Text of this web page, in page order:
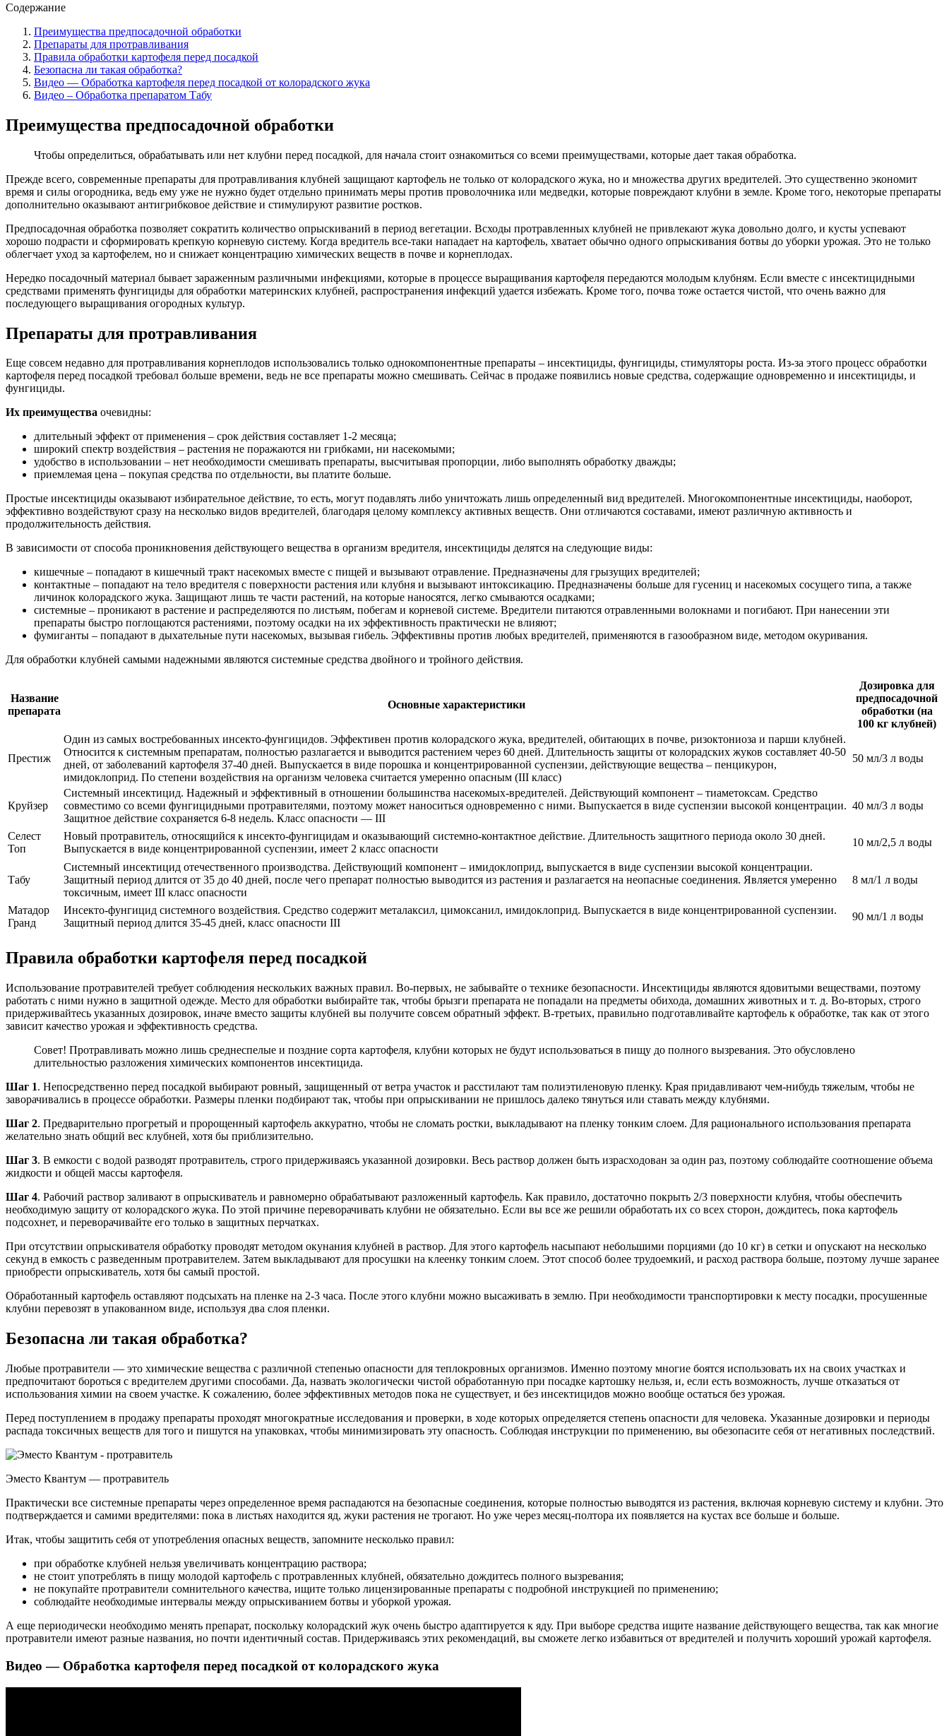
Содержание
Преимущества предпосадочной обработки
Препараты для протравливания
Правила обработки картофеля перед посадкой
Безопасна ли такая обработка?
Видео — Обработка картофеля перед посадкой от колорадского жука
Видео – Обработка препаратом Табу
Преимущества предпосадочной обработки
Чтобы определиться, обрабатывать или нет клубни перед посадкой, для начала стоит ознакомиться со всеми преимуществами, которые дает такая обработка.
Прежде всего, современные препараты для протравливания клубней защищают картофель не только от колорадского жука, но и множества других вредителей. Это существенно экономит
время и силы огородника, ведь ему уже не нужно будет отдельно принимать меры против проволочника или медведки, которые повреждают клубни в земле. Кроме того, некоторые препараты
дополнительно оказывают антигрибковое действие и стимулируют развитие ростков.
Предпосадочная обработка позволяет сократить количество опрыскиваний в период вегетации. Всходы протравленных клубней не привлекают жука довольно долго, и кусты успевают
хорошо подрасти и сформировать крепкую корневую систему. Когда вредитель все-таки нападает на картофель, хватает обычно одного опрыскивания ботвы до уборки урожая. Это не только
облегчает уход за картофелем, но и снижает концентрацию химических веществ в почве и корнеплодах.
Нередко посадочный материал бывает зараженным различными инфекциями, которые в процессе выращивания картофеля передаются молодым клубням. Если вместе с инсектицидными
средствами применять фунгициды для обработки материнских клубней, распространения инфекций удается избежать. Кроме того, почва тоже остается чистой, что очень важно для
последующего выращивания огородных культур.
Препараты для протравливания
Еще совсем недавно для протравливания корнеплодов использовались только однокомпонентные препараты – инсектициды, фунгициды, стимуляторы роста. Из-за этого процесс обработки
картофеля перед посадкой требовал больше времени, ведь не все препараты можно смешивать. Сейчас в продаже появились новые средства, содержащие одновременно и инсектициды, и
фунгициды.
Их преимущества очевидны:
длительный эффект от применения – срок действия составляет 1-2 месяца;
широкий спектр воздействия – растения не поражаются ни грибками, ни насекомыми;
удобство в использовании – нет необходимости смешивать препараты, высчитывая пропорции, либо выполнять обработку дважды;
приемлемая цена – покупая средства по отдельности, вы платите больше.
Простые инсектициды оказывают избирательное действие, то есть, могут подавлять либо уничтожать лишь определенный вид вредителей. Многокомпонентные инсектициды, наоборот,
эффективно воздействуют сразу на несколько видов вредителей, благодаря целому комплексу активных веществ. Они отличаются составами, имеют различную активность и
продолжительность действия.
В зависимости от способа проникновения действующего вещества в организм вредителя, инсектициды делятся на следующие виды:
кишечные – попадают в кишечный тракт насекомых вместе с пищей и вызывают отравление. Предназначены для грызущих вредителей;
контактные – попадают на тело вредителя с поверхности растения или клубня и вызывают интоксикацию. Предназначены больше для гусениц и насекомых сосущего типа, а также
личинок колорадского жука. Защищают лишь те части растений, на которые наносятся, легко смываются осадками;
системные – проникают в растение и распределяются по листьям, побегам и корневой системе. Вредители питаются отравленными волокнами и погибают. При нанесении эти
препараты быстро поглощаются растениями, поэтому осадки на их эффективность практически не влияют;
фумиганты – попадают в дыхательные пути насекомых, вызывая гибель. Эффективны против любых вредителей, применяются в газообразном виде, методом окуривания.
Для обработки клубней самыми надежными являются системные средства двойного и тройного действия.
Название
препарата
Основные характеристики
Дозировка для
предпосадочной
обработки (на
100 кг клубней)
Престиж
Один из самых востребованных инсекто-фунгицидов. Эффективен против колорадского жука, вредителей, обитающих в почве, ризоктониоза и парши клубней.
Относится к системным препаратам, полностью разлагается и выводится растением через 60 дней. Длительность защиты от колорадских жуков составляет 40-50
дней, от заболеваний картофеля 37-40 дней. Выпускается в виде порошка и концентрированной суспензии, действующие вещества – пенцикурон,
имидоклоприд. По степени воздействия на организм человека считается умеренно опасным (III класс)
50 мл/3 л воды
Круйзер
Системный инсектицид. Надежный и эффективный в отношении большинства насекомых-вредителей. Действующий компонент – тиаметоксам. Средство
совместимо со всеми фунгицидными протравителями, поэтому может наноситься одновременно с ними. Выпускается в виде суспензии высокой концентрации.
Защитное действие сохраняется 6-8 недель. Класс опасности — III
40 мл/3 л воды
Селест
Топ
Новый протравитель, относящийся к инсекто-фунгицидам и оказывающий системно-контактное действие. Длительность защитного периода около 30 дней.
Выпускается в виде концентрированной суспензии, имеет 2 класс опасности
10 мл/2,5 л воды
Табу
Системный инсектицид отечественного производства. Действующий компонент – имидоклоприд, выпускается в виде суспензии высокой концентрации.
Защитный период длится от 35 до 40 дней, после чего препарат полностью выводится из растения и разлагается на неопасные соединения. Является умеренно
токсичным, имеет III класс опасности
8 мл/1 л воды
Матадор
Гранд
Инсекто-фунгицид системного воздействия. Средство содержит металаксил, цимоксанил, имидоклоприд. Выпускается в виде концентрированной суспензии.
Защитный период длится 35-45 дней, класс опасности III
90 мл/1 л воды
Правила обработки картофеля перед посадкой
Использование протравителей требует соблюдения нескольких важных правил. Во-первых, не забывайте о технике безопасности. Инсектициды являются ядовитыми веществами, поэтому
работать с ними нужно в защитной одежде. Место для обработки выбирайте так, чтобы брызги препарата не попадали на предметы обихода, домашних животных и т. д. Во-вторых, строго
придерживайтесь указанных дозировок, иначе вместо защиты клубней вы получите совсем обратный эффект. В-третьих, правильно подготавливайте картофель к обработке, так как от этого
зависит качество урожая и эффективность средства.
Совет! Протравливать можно лишь среднеспелые и поздние сорта картофеля, клубни которых не будут использоваться в пищу до полного вызревания. Это обусловлено
длительностью разложения химических компонентов инсектицида.
Шаг 1. Непосредственно перед посадкой выбирают ровный, защищенный от ветра участок и расстилают там полиэтиленовую пленку. Края придавливают чем-нибудь тяжелым, чтобы не
заворачивались в процессе обработки. Размеры пленки подбирают так, чтобы при опрыскивании не пришлось далеко тянуться или ставать между клубнями.
Шаг 2. Предварительно прогретый и пророщенный картофель аккуратно, чтобы не сломать ростки, выкладывают на пленку тонким слоем. Для рационального использования препарата
желательно знать общий вес клубней, хотя бы приблизительно.
Шаг 3. В емкости с водой разводят протравитель, строго придерживаясь указанной дозировки. Весь раствор должен быть израсходован за один раз, поэтому соблюдайте соотношение объема
жидкости и общей массы картофеля.
Шаг 4. Рабочий раствор заливают в опрыскиватель и равномерно обрабатывают разложенный картофель. Как правило, достаточно покрыть 2/3 поверхности клубня, чтобы обеспечить
необходимую защиту от колорадского жука. По этой причине переворачивать клубни не обязательно. Если вы все же решили обработать их со всех сторон, дождитесь, пока картофель
подсохнет, и переворачивайте его только в защитных перчатках.
При отсутствии опрыскивателя обработку проводят методом окунания клубней в раствор. Для этого картофель насыпают небольшими порциями (до 10 кг) в сетки и опускают на несколько
секунд в емкость с разведенным протравителем. Затем выкладывают для просушки на клеенку тонким слоем. Этот способ более трудоемкий, и расход раствора больше, поэтому лучше заранее
приобрести опрыскиватель, хотя бы самый простой.
Обработанный картофель оставляют подсыхать на пленке на 2-3 часа. После этого клубни можно высаживать в землю. При необходимости транспортировки к месту посадки, просушенные
клубни перевозят в упакованном виде, используя два слоя пленки.
Безопасна ли такая обработка?
Любые протравители — это химические вещества с различной степенью опасности для теплокровных организмов. Именно поэтому многие боятся использовать их на своих участках и
предпочитают бороться с вредителем другими способами. Да, назвать экологически чистой обработанную при посадке картошку нельзя, и, если есть возможность, лучше отказаться от
использования химии на своем участке. К сожалению, более эффективных методов пока не существует, и без инсектицидов можно вообще остаться без урожая.
Перед поступлением в продажу препараты проходят многократные исследования и проверки, в ходе которых определяется степень опасности для человека. Указанные дозировки и периоды
распада токсичных веществ для того и пишутся на упаковках, чтобы минимизировать эту опасность. Соблюдая инструкции по применению, вы обезопасите себя от негативных последствий.
Эместо Квантум — протравитель
Практически все системные препараты через определенное время распадаются на безопасные соединения, которые полностью выводятся из растения, включая корневую систему и клубни. Это
подтверждается и самими вредителями: пока в листьях находится яд, жуки растения не трогают. Но уже через месяц-полтора их появляется на кустах все больше и больше.
Итак, чтобы защитить себя от употребления опасных веществ, запомните несколько правил:
при обработке клубней нельзя увеличивать концентрацию раствора;
не стоит употреблять в пищу молодой картофель с протравленных клубней, обязательно дождитесь полного вызревания;
не покупайте протравители сомнительного качества, ищите только лицензированные препараты с подробной инструкцией по применению;
соблюдайте необходимые интервалы между опрыскиванием ботвы и уборкой урожая.
А еще периодически необходимо менять препарат, поскольку колорадский жук очень быстро адаптируется к яду. При выборе средства ищите название действующего вещества, так как многие
протравители имеют разные названия, но почти идентичный состав. Придерживаясь этих рекомендаций, вы сможете легко избавиться от вредителей и получить хороший урожай картофеля.
Видео — Обработка картофеля перед посадкой от колорадского жука